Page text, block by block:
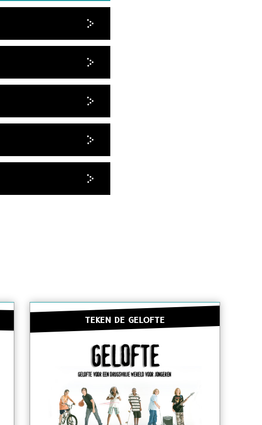
TEKEN DE GELOFTE